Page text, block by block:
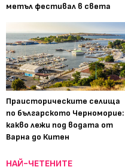
метъл фестивал в света
Праисторическите селища
по българското Черноморие:
какво лежи под водата от
Варна до Китен
НАЙ-ЧЕТЕНИТЕ